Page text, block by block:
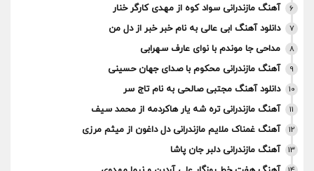
6 آهنگ مازندرانی سواد کوه از مهدی کارگر خنار
7 دانلود آهنگ ابی عالی به نام خبر خبر از دل من
8 مداحی جا موندم با نوای عارف سهرابی
9 آهنگ مازندرانی محکوم با صدای جهان حسینی
10 دانلود آهنگ مجتبی صالحی به نام تاج سر
11 آهنگ مازندرانی تره شه یار هاکردمه از محمد سیف
12 آهنگ غمناک ملایم مازندرانی دل داغون از میثم مرزی
13 آهنگ مازندرانی دلبر جان پاشا